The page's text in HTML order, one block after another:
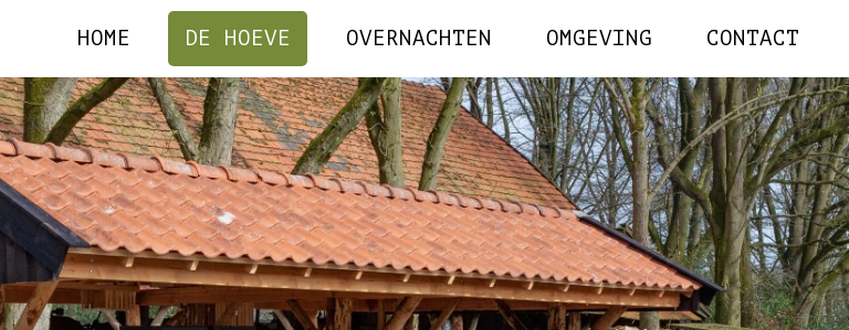
HOME DE HOEVE OVERNACHTEN OMGEVING CONTACT